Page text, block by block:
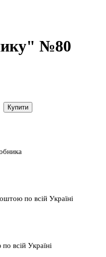
№80
по всій Україні
всій Україні